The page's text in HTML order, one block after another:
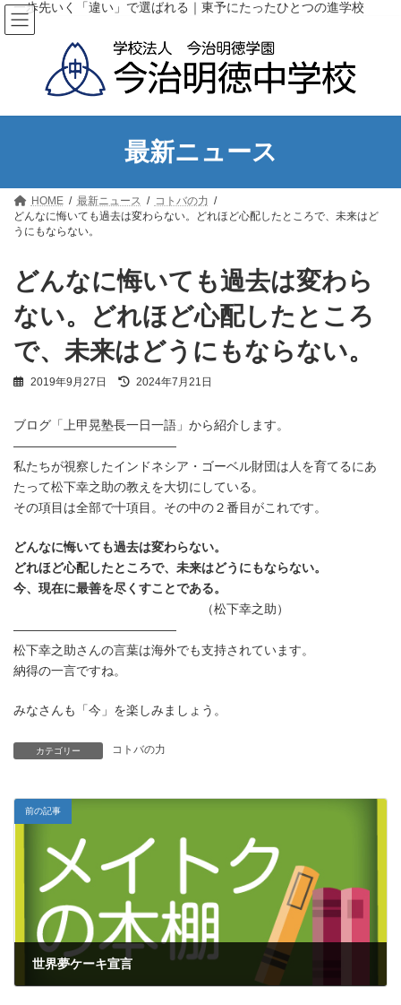
コ
ン
テ
キ
ナ
ビ
ゲ
に
一歩先いく「違い」で選ばれる｜東予にたったひとつの進学校
最新ニュース
HOME 最新ニュース
コトバの力
どんなに悔いても過去は変わらない。どれほど心配したところで、未来はど
うにもならない。
どんなに悔いても過去は変わら
ない。どれほど心配したところ
で、未来はどうにもならない。
2019年9月27日
最
新
:
2024年7月21日
ブログ「上甲晃塾長一日一語」から紹介します。
—————————————
私たちが視察したインドネシア・ゴーベル財団は人を育てるにあ
たって松下幸之助の教えを大切にしている。
その項目は全部で十項目。その中の２番目がこれです。
どんなに悔いても過去は変わらない。
どれほど心配したところで、未来はどうにもならない。
今、現在に最善を尽くすことである。
（松下幸之助）
—————————————
松下幸之助さんの言葉は海外でも支持されています。
納得の一言ですね。
みなさんも「今」を楽しみましょう。
カテゴリー コトバの力
前の記事
世界夢ケーキ宣言